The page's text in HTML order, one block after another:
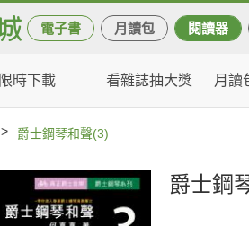
電子書 月讀包 閱讀器
限時下載 看雜誌抽大獎 月讀
> 爵士鋼琴和聲(3)
爵士鋼